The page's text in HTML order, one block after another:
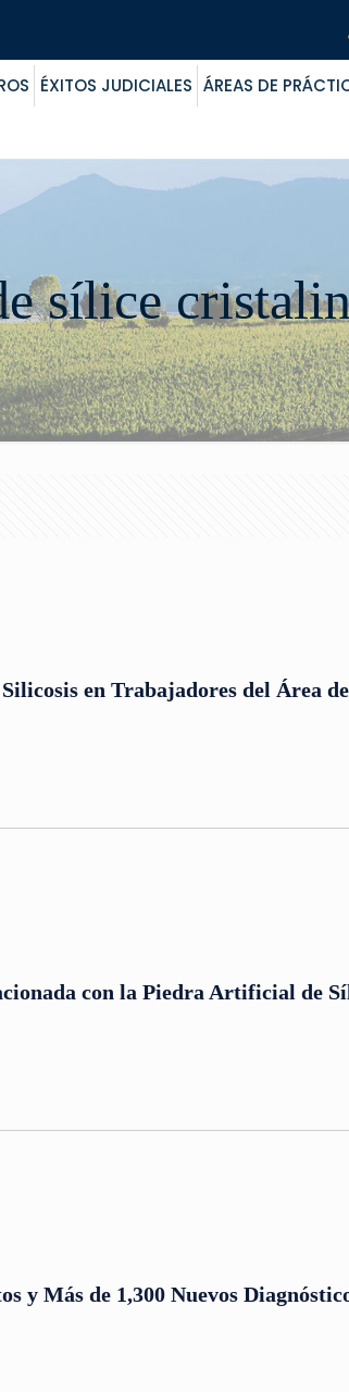
ÉXITOS JUDICIALES ÁREAS DE
sílice
en Trabajadores del Área
con la Piedra Artificial de
y Más de 1,300 Nuevos